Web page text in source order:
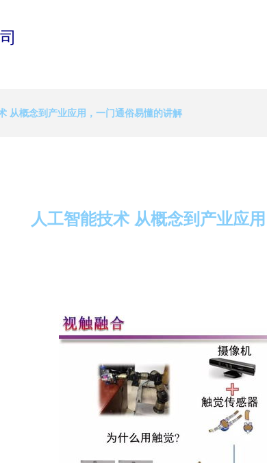
从概念到产业应用，一门通俗易懂的讲解
人工智能技术 从概念到产业应